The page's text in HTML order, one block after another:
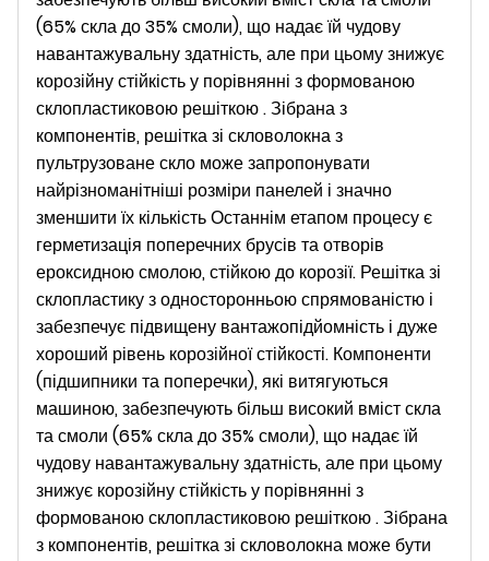
(65% скла до 35% смоли), що надає їй чудову
навантажувальну здатність, але при цьому знижує
корозійну стійкість у порівнянні з формованою
склопластиковою решіткою . Зібрана з
компонентів, решітка зі скловолокна з
пультрузоване скло може запропонувати
найрізноманітніші розміри панелей і значно
зменшити їх кількість Останнім етапом процесу є
герметизація поперечних брусів та отворів
ероксидною смолою, стійкою до корозії. Решітка зі
склопластику з односторонньою спрямованістю і
забезпечує підвищену вантажопідйомність і дуже
хороший рівень корозійної стійкості. Компоненти
(підшипники та поперечки), які витягуються
машиною, забезпечують більш високий вміст скла
та смоли (65% скла до 35% смоли), що надає їй
чудову навантажувальну здатність, але при цьому
знижує корозійну стійкість у порівнянні з
формованою склопластиковою решіткою . Зібрана
з компонентів, решітка зі скловолокна може бути